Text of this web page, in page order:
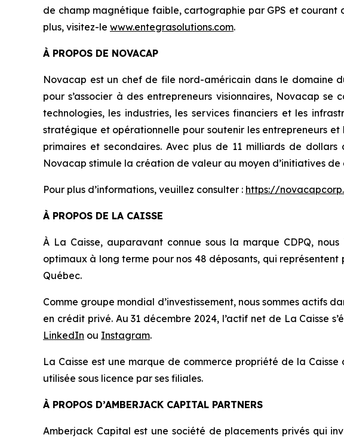
de champ magnétique faible, cartographie par GPS et courant
plus, visitez-le www.entegrasolutions.com.
À PROPOS DE NOVACAP
Novacap est un chef de file nord-américain dans le domaine
pour s’associer à des entrepreneurs visionnaires, Novacap
technologies, les industries, les services financiers et les
stratégique et opérationnelle pour soutenir les entrepreneurs
primaires et secondaires. Avec plus de 11 milliards de
Novacap stimule la création de valeur au moyen d’initiatives
Pour plus d’informations, veuillez consulter : https://
À PROPOS DE LA CAISSE
À La Caisse, auparavant connue sous la marque CDPQ,
optimaux à long terme pour nos 48 déposants, qui
Québec.
Comme groupe mondial d’investissement, nous sommes actifs
en crédit privé. Au 31 décembre 2024, l’actif net de La Caisse
LinkedIn ou Instagram.
La Caisse est une marque de commerce propriété de la
utilisée sous licence par ses filiales.
À PROPOS D’AMBERJACK CAPITAL PARTNERS
Amberjack Capital est une société de placements privés qui